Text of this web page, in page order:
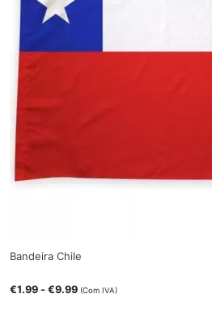
Bandeira Chile
€1.99 -€9.99 (Com IVA)